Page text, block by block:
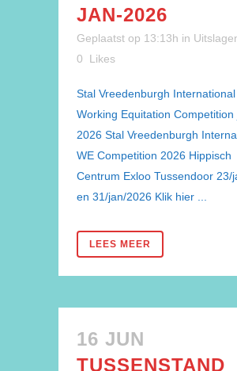
JAN-2026
Geplaatst op 13:13h in
0
Likes
Stal Vreedenburgh International
Working Equitation Competition
2026 Stal Vreedenburgh
WE Competition 2026 Hippisch
Centrum Exloo Tussendoor 23/
en 31/jan/2026 Klik hier ...
LEES MEER
16 JUN
TUSSENSTAND